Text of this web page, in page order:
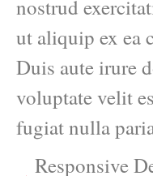
nostrud
ut aliquip ex ea
Duis aute irure
voluptate velit
fugiat nulla
Responsive